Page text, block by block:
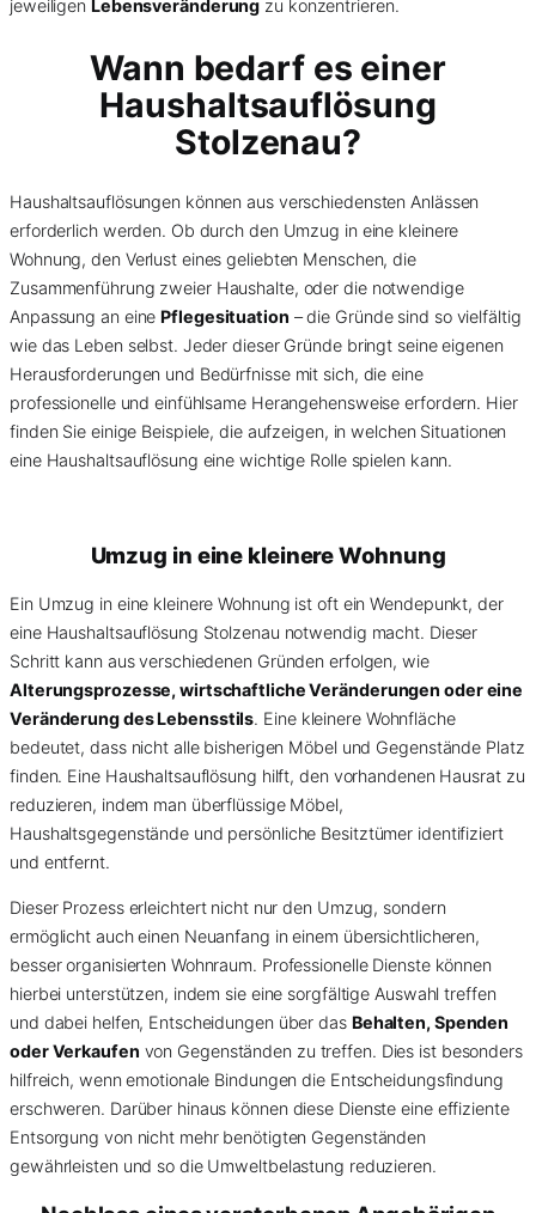
jeweiligen Lebensveränderung zu konzentrieren.
Wann bedarf es einer
Haushaltsauflösung
Stolzenau?
Haushaltsauflösungen können aus verschiedensten Anlässen
erforderlich werden. Ob durch den Umzug in eine kleinere
Wohnung, den Verlust eines geliebten Menschen, die
Zusammenführung zweier Haushalte, oder die notwendige
Anpassung an einePflegesituation – die Gründe sind so vielfältig
wie das Leben selbst. Jeder dieser Gründe bringt seine eigenen
Herausforderungen und Bedürfnisse mit sich, die eine
professionelle und einfühlsame Herangehensweise erfordern. Hier
finden Sie einige Beispiele, die aufzeigen, in welchen Situationen
eine Haushaltsauflösung eine wichtige Rolle spielen kann.
Umzug in eine kleinere Wohnung
Ein Umzug in eine kleinere Wohnung ist oft ein Wendepunkt, der
eine Haushaltsauflösung Stolzenau notwendig macht. Dieser
Schritt kann aus verschiedenen Gründen erfolgen, wie
Alterungsprozesse, wirtschaftliche Veränderungen oder eine
Veränderung des Lebensstils. Eine kleinere Wohnfläche
bedeutet, dass nicht alle bisherigen Möbel und Gegenstände Platz
finden. Eine Haushaltsauflösung hilft, den vorhandenen Hausrat zu
reduzieren, indem man überflüssige Möbel,
Haushaltsgegenstände und persönliche Besitztümer identifiziert
und entfernt.
Dieser Prozess erleichtert nicht nur den Umzug, sondern
ermöglicht auch einen Neuanfang in einem übersichtlicheren,
besser organisierten Wohnraum. Professionelle Dienste können
hierbei unterstützen, indem sie eine sorgfältige Auswahl treffen
und dabei helfen, Entscheidungen über das Behalten, Spenden
oder Verkaufen von Gegenständen zu treffen. Dies ist besonders
hilfreich, wenn emotionale Bindungen die Entscheidungsfindung
erschweren. Darüber hinaus können diese Dienste eine effiziente
Entsorgung von nicht mehr benötigten Gegenständen
gewährleisten und so die Umweltbelastung reduzieren.